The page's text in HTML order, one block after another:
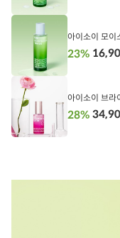
담
담
아이소이 모이
23%
담
아이소이 브
28%